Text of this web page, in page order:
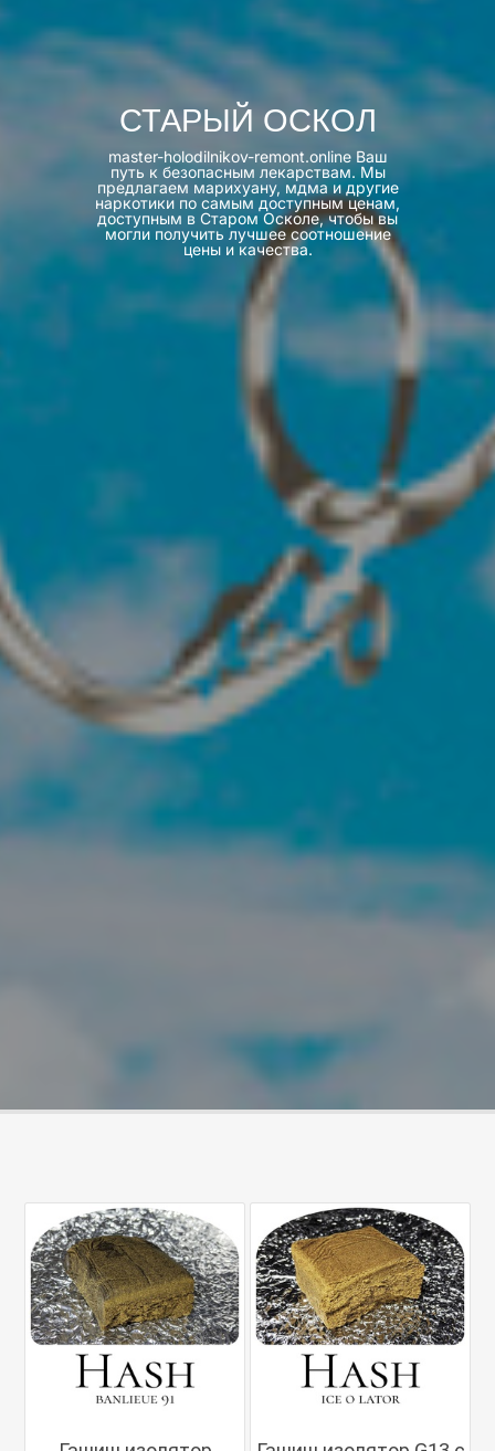
СТАРЫЙ ОСКОЛ
master-holodilnikov-remont.online Ваш
путь к безопасным лекарствам. Мы
предлагаем марихуану, мдма и другие
наркотики по самым доступным ценам,
доступным в Старом Осколе, чтобы вы
могли получить лучшее соотношение
цены и качества.